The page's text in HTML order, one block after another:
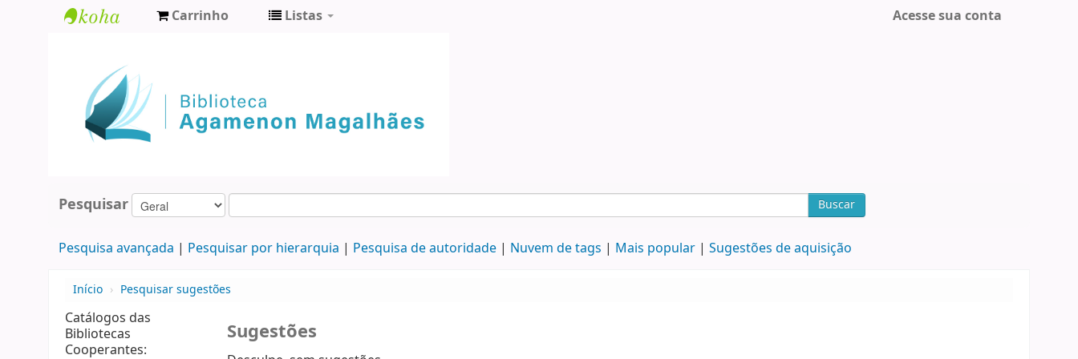
Agamenon
Magalhães
Carrinho Listas Acesse sua conta
Pesquisar Buscar
Pesquisa avançada Pesquisar por hierarquia Pesquisa de autoridade Nuvem de tags Mais popular Sugestões de aquisição
Início › Pesquisar sugestões
Catálogos das
Bibliotecas
Cooperantes:
Sugestões